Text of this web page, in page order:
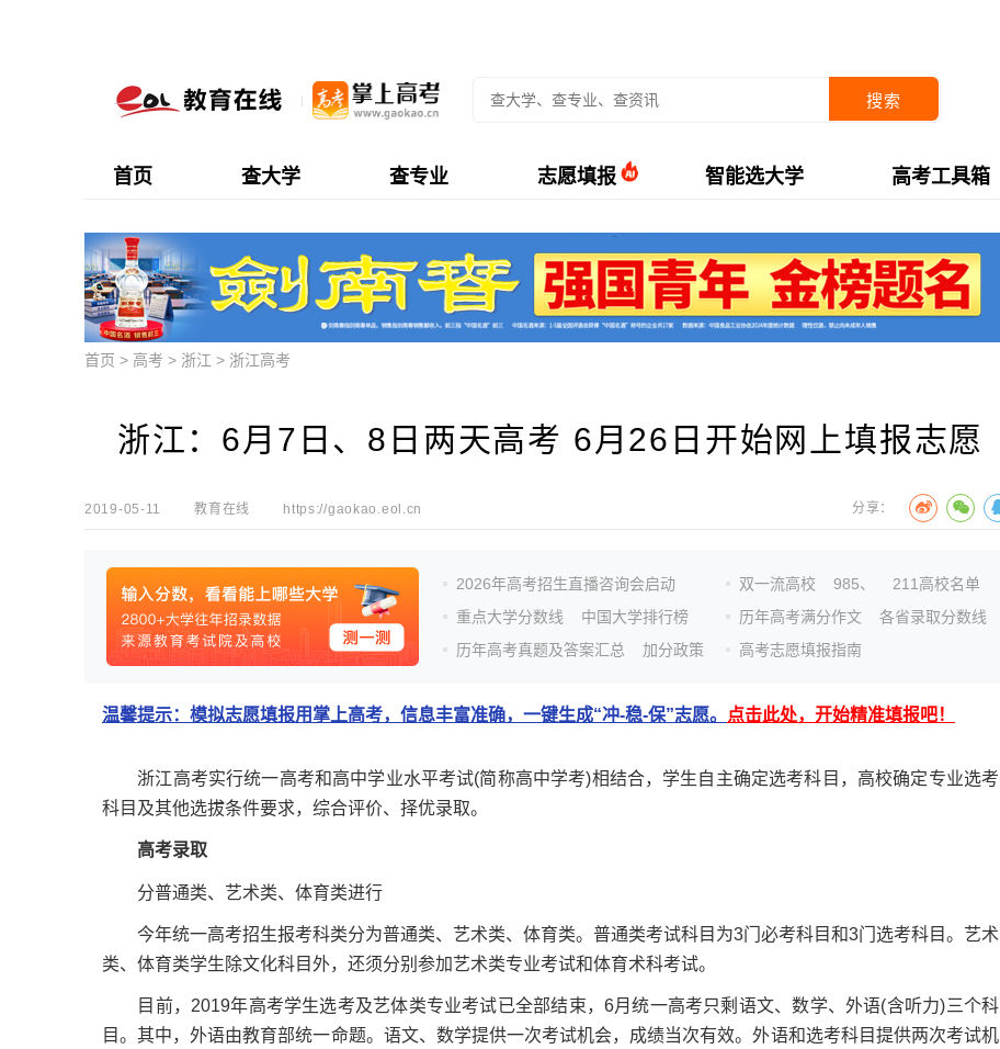
搜索
首页 查大学 查专业 志愿填报 智能选大学 高考工具箱
首页 > 高考 > 浙江 > 浙江高考
浙江：6月7日、8日两天高考 6月26日开始网上填报志愿
2019-05-11 教育在线 https://gaokao.eol.cn 分享：
2026年高考招生直播咨询会启动
重点大学分数线
中国大学排行榜
历年高考真题及答案汇总
加分政策
双一流高校 985、
211高校名单
历年高考满分作文
各省录取分数线
高考志愿填报指南
温馨提示：模拟志愿填报用掌上高考，信息丰富准确，一键生成“冲-稳-保”志愿。 点击此处，开始精准填报吧！
浙江高考实行统一高考和高中学业水平考试(简称高中学考)相结合，学生自主确定选考科目，高校确定专业选考
科目及其他选拔条件要求，综合评价、择优录取。
高考录取
分普通类、艺术类、体育类进行
今年统一高考招生报考科类分为普通类、艺术类、体育类。普通类考试科目为3门必考科目和3门选考科目。艺术
类、体育类学生除文化科目外，还须分别参加艺术类专业考试和体育术科考试。
目前，2019年高考学生选考及艺体类专业考试已全部结束，6月统一高考只剩语文、数学、外语(含听力)三个科
目。其中，外语由教育部统一命题。语文、数学提供一次考试机会，成绩当次有效。外语和选考科目提供两次考试机